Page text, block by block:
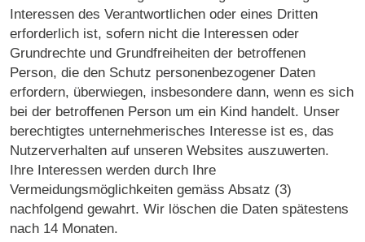
Interessen des Verantwortlichen oder eines Dritten
erforderlich ist, sofern nicht die Interessen oder
Grundrechte und Grundfreiheiten der betroffenen
Person, die den Schutz personenbezogener Daten
erfordern, überwiegen, insbesondere dann, wenn es sich
bei der betroffenen Person um ein Kind handelt. Unser
berechtigtes unternehmerisches Interesse ist es, das
Nutzerverhalten auf unseren Websites auszuwerten.
Ihre Interessen werden durch Ihre
Vermeidungsmöglichkeiten gemäss Absatz (3)
nachfolgend gewahrt. Wir löschen die Daten spätestens
nach 14 Monaten.